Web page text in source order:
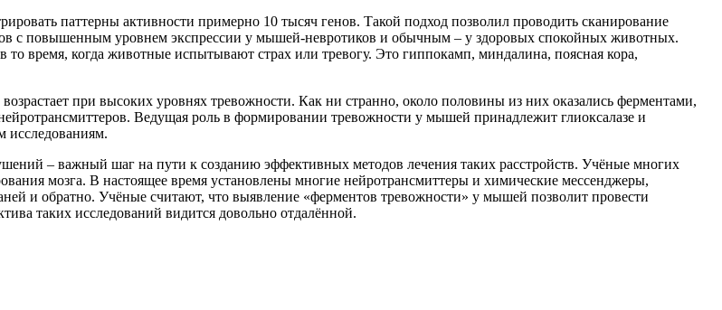
паттерны активности примерно 10 тысяч генов. Такой подход позволил проводить сканирование
с повышенным уровнем экспрессии у мышей-невротиков и обычным – у здоровых спокойных животных.
то время, когда животные испытывают страх или тревогу. Это гиппокамп, миндалина, поясная кора,
при высоких уровнях тревожности. Как ни странно, около половины из них оказались ферментами,
Ведущая роль в формировании тревожности у мышей принадлежит глиоксалазе и
исследованиям.
– важный шаг на пути к созданию эффективных методов лечения таких расстройств. Учёные многих
мозга. В настоящее время установлены многие нейротрансмиттеры и химические мессенджеры,
и обратно. Учёные считают, что выявление «ферментов тревожности» у мышей позволит провести
таких исследований видится довольно отдалённой.